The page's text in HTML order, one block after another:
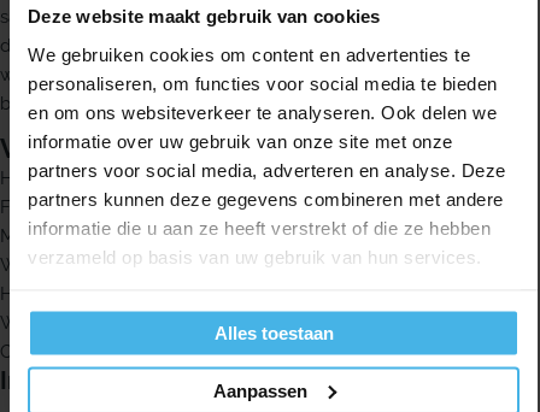
Deze website maakt gebruik van cookies
We gebruiken cookies om content en advertenties te
personaliseren, om functies voor social media te bieden
en om ons websiteverkeer te analyseren. Ook delen we
informatie over uw gebruik van onze site met onze
partners voor social media, adverteren en analyse. Deze
partners kunnen deze gegevens combineren met andere
informatie die u aan ze heeft verstrekt of die ze hebben
verzameld op basis van uw gebruik van hun services.
Alles toestaan
Aanpassen
samenwerking met tandheelkundig wetenschappers. Daarbij is
de werkzaamheid van de individuele ingrediënten
wetenschappelijk bewezen en zijn ook de productvoordelen
bevestigd.
Voordelen
Helpt beschermen tegen cariës
Fluoride brengt een beschermende laag aan op de tanden
Maakt tanden meer weerbaar tegen tandbederf
Werkt effectief tegen tandplak
Helpt het tandvlees te beschermen
Whitening formule verwijdert tandvlekken
Ondersteunt het herstel van de natuurlijke witte kleur
Ingrediënten: